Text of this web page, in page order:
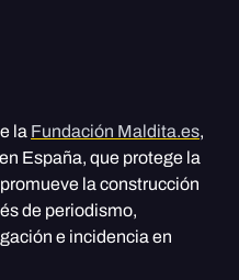
la Fundación Maldita.es,
España, que protege la
la construcción
de periodismo,
e incidencia en